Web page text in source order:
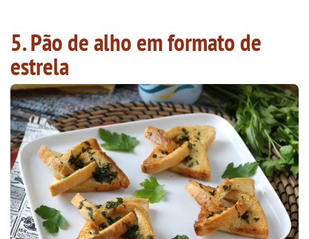
5. Pão de alho em formato de
estrela